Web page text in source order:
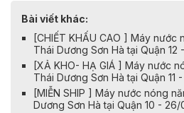
Bài viết khác:
[CHIẾT KHẤU CAO ] Máy nước
Thái Dương Sơn Hà tại Quận
[XẢ KHO- HẠ GIÁ ] Máy nước
Thái Dương Sơn Hà tại Quận 11
[MIỄN SHIP ] Máy nước nóng
Dương Sơn Hà tại Quận 10 -